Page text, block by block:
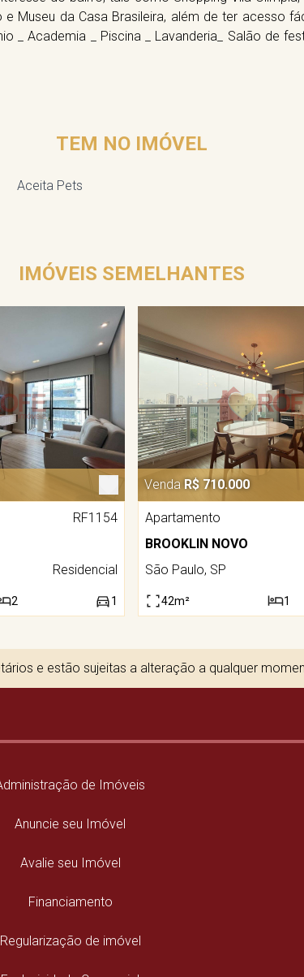
e Museu da Casa Brasileira, além de ter acesso
_ Academia _ Piscina _ Lavanderia_ Salão de
TEM NO IMÓVEL
Aceita Pets
IMÓVEIS SEMELHANTES
RF1154
Residencial
2 1
Venda R$ 710.000
Apartamento
BROOKLIN NOVO
São Paulo, SP
42m² 1
e estão sujeitas a alteração a qualquer
de Imóveis
Anuncie seu Imóvel
Avalie seu Imóvel
Financiamento
Regularização de imóvel